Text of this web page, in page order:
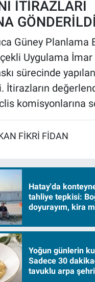
İTİRAZLARI
GÖNDERİLDİ
Güney Planlama
Uygulama İmar
sürecinde
İtirazların
komisyonlarına
FİKRİ FİDAN
Hatay'da
tahliye tepkisi:
doyurayım, kira
Yoğun günlerin
Sadece 30
tavuklu arpa